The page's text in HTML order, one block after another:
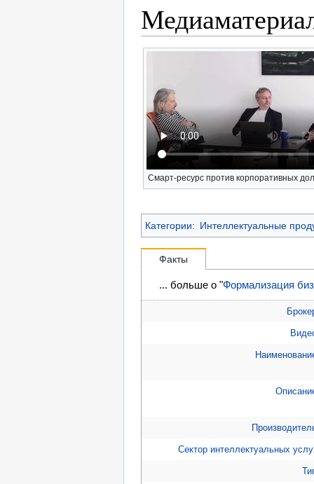
Смарт-ресурс против корпоративных
Категории: Интеллектуальные
Факты
... больше о "Формализация
Сектор интеллектуальных